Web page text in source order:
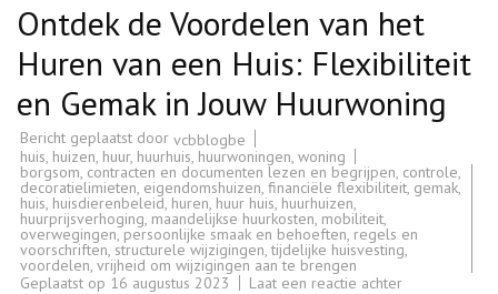
Ontdek de Voordelen van het
Huren van een Huis: Flexibiliteit
en Gemak in Jouw Huurwoning
Bericht geplaatst door vcbblogbe
huis, huizen, huur, huurhuis, huurwoningen, woning
borgsom, contracten en documenten lezen en begrijpen, controle,
decoratielimieten, eigendomshuizen, financiële flexibiliteit, gemak,
huis, huisdierenbeleid, huren, huur huis, huurhuizen,
huurprijsverhoging, maandelijkse huurkosten, mobiliteit,
overwegingen,persoonlijke smaak en behoeften, regels en
voorschriften, structurele wijzigingen,tijdelijke huisvesting,
voordelen, vrijheid om wijzigingen aan te brengen
Geplaatst op 16 augustus 2023 Laat een reactie achterop